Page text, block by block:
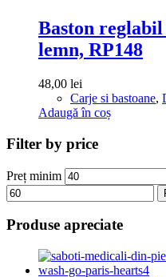
Baston
lemn, RP148
48,00 lei
Carje si bastoane,
Adaugă în coș
Filter by price
Preț minim
Produse apreciate